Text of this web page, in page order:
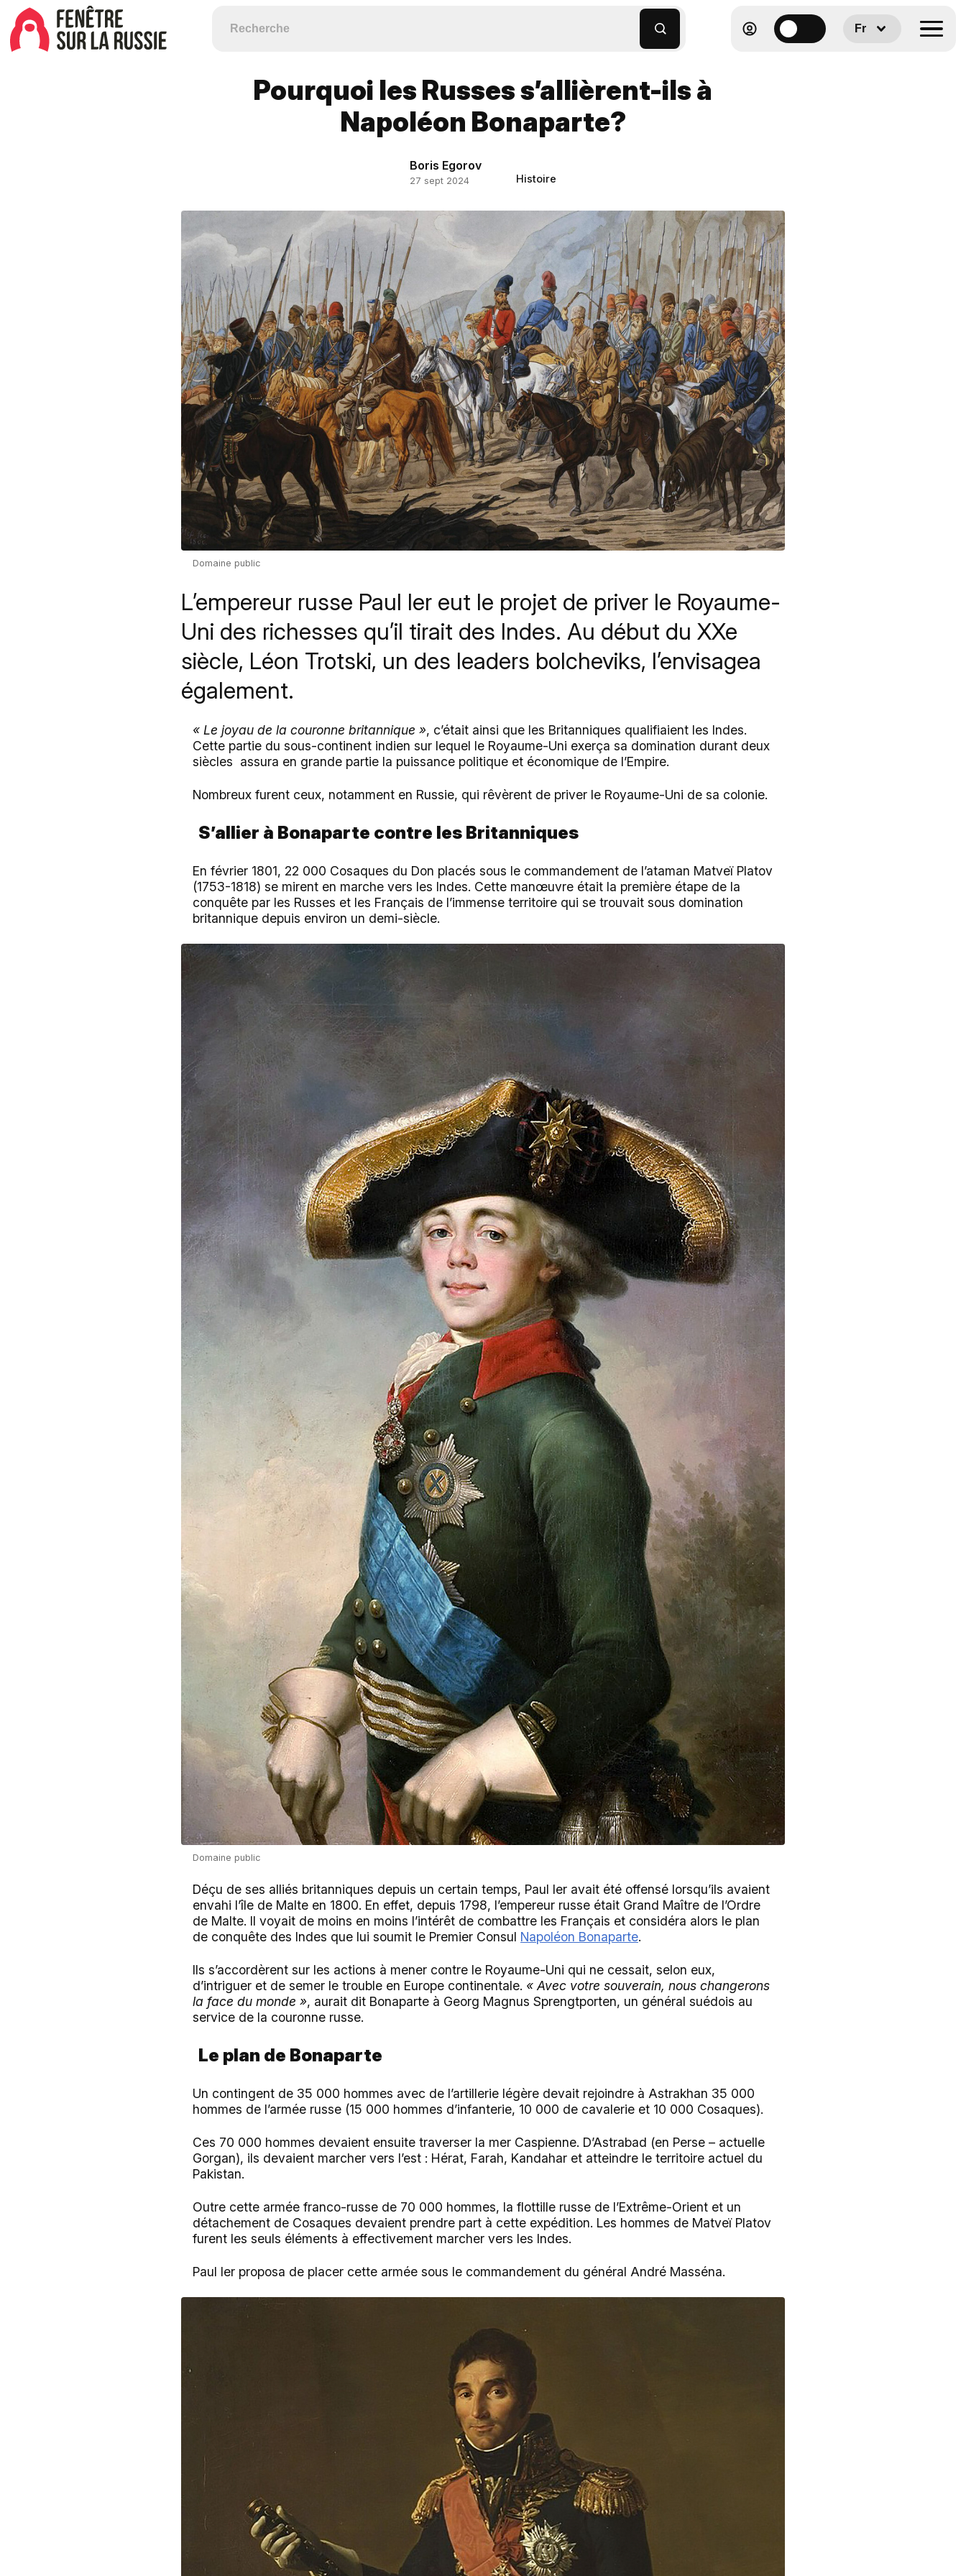
Fr
Pourquoi les Russes s’allièrent-ils à
Napoléon Bonaparte?
Boris Egorov
27 sept 2024 Histoire
Domaine public
L’empereur russe Paul Ier eut le projet de priver le Royaume-
Uni des richesses qu’il tirait des Indes. Au début du XXe
siècle, Léon Trotski, un des leaders bolcheviks, l’envisagea
également.
« Le joyau de la couronne britannique », c’était ainsi que les Britanniques qualifiaient les Indes.
Cette partie du sous-continent indien sur lequel le Royaume-Uni exerça sa domination durant deux
siècles assura en grande partie la puissance politique et économique de l’Empire.
Nombreux furent ceux, notamment en Russie, qui rêvèrent de priver le Royaume-Uni de sa colonie.
S’allier à Bonaparte contre les Britanniques
En février 1801, 22 000 Cosaques du Don placés sous le commandement de l’ataman Matveï Platov
(1753-1818) se mirent en marche vers les Indes. Cette manœuvre était la première étape de la
conquête par les Russes et les Français de l’immense territoire qui se trouvait sous domination
britannique depuis environ un demi-siècle.
Domaine public
Déçu de ses alliés britanniques depuis un certain temps, Paul Ier avait été offensé lorsqu’ils avaient
envahi l’île de Malte en 1800. En effet, depuis 1798, l’empereur russe était Grand Maître de l’Ordre
de Malte. Il voyait de moins en moins l’intérêt de combattre les Français et considéra alors le plan
de conquête des Indes que lui soumit le Premier Consul Napoléon Bonaparte.
Ils s’accordèrent sur les actions à mener contre le Royaume-Uni qui ne cessait, selon eux,
d’intriguer et de semer le trouble en Europe continentale. « Avec votre souverain, nous changerons
la face du monde », aurait dit Bonaparte à Georg Magnus Sprengtporten, un général suédois au
service de la couronne russe.
Le plan de Bonaparte
Un contingent de 35 000 hommes avec de l’artillerie légère devait rejoindre à Astrakhan 35 000
hommes de l’armée russe (15 000 hommes d’infanterie, 10 000 de cavalerie et 10 000 Cosaques).
Ces 70 000 hommes devaient ensuite traverser la mer Caspienne. D’Astrabad (en Perse – actuelle
Gorgan), ils devaient marcher vers l’est : Hérat, Farah, Kandahar et atteindre le territoire actuel du
Pakistan.
Outre cette armée franco-russe de 70 000 hommes, la flottille russe de l’Extrême-Orient et un
détachement de Cosaques devaient prendre part à cette expédition. Les hommes de Matveï Platov
furent les seuls éléments à effectivement marcher vers les Indes.
Paul Ier proposa de placer cette armée sous le commandement du général André Masséna.